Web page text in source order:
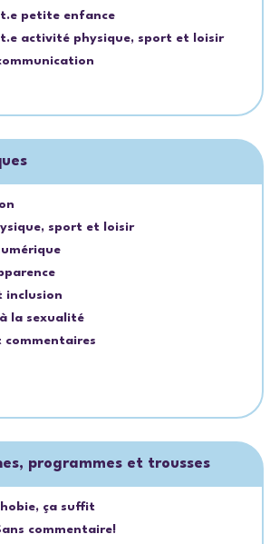
petite enfance
activité physique, sport et loisir
sport et loisir
inclusion
la sexualité
commentaires
programmes et trousses
ça suffit
commentaire!